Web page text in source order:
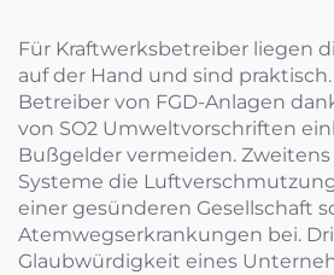
Für Kraftwerksbetreiber liegen
auf der Hand und sind
Betreiber von FGD-Anlagen
von SO2 Umweltvorschriften
Bußgelder vermeiden. Zweitens
Systeme die
einer gesünderen Gesellschaft
Atemwegserkrankungen bei.
Glaubwürdigkeit eines